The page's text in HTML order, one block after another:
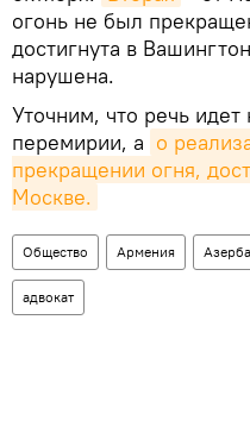
огонь не был
достигнута в
нарушена.
Уточним, что речь
перемирии, а о
прекращении огня,
Москве.
Общество Армения
адвокат